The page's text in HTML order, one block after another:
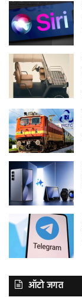
ऑटो जगत